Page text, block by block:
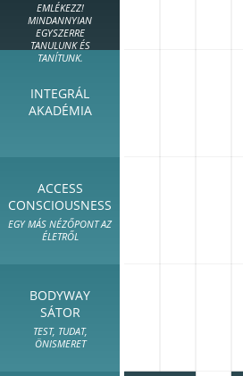
EMLÉKEZZ!
MINDANNYIAN
EGYSZERRE
TANULUNK ÉS
TANÍTUNK.
INTEGRÁL
AKADÉMIA
ACCESS
CONSCIOUSNESS
EGY MÁS NÉZŐPONT AZ
ÉLETRŐL
BODYWAY
SÁTOR
TEST, TUDAT,
ÖNISMERET